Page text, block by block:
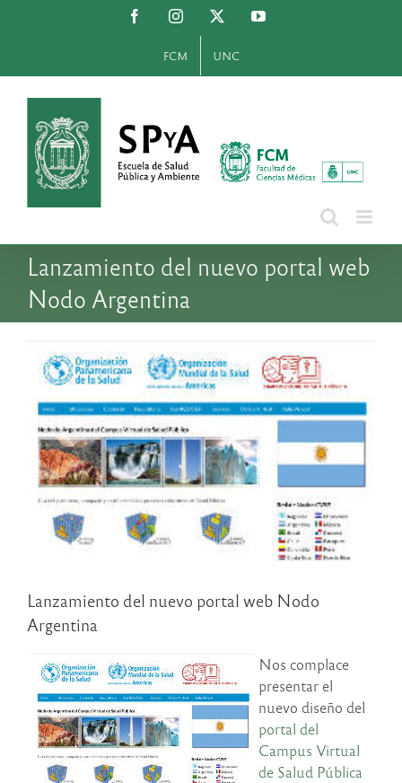
FacebookInstagram YouTube
FCM UNC
Lanzamiento del nuevo portal web
Nodo Argentina
Lanzamiento del nuevo portal web Nodo
Argentina
Nos complace
presentar el
nuevo diseño del
portal del
Campus Virtual
de Salud Pública